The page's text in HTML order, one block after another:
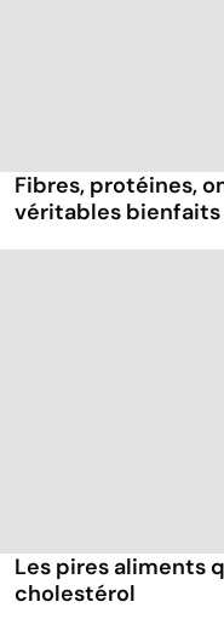
Fibres, protéines,
véritables bienfaits
Les pires aliments
cholestérol